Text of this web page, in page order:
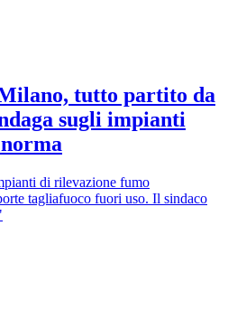
tutto partito da
sugli impianti
di rilevazione fumo
tagliafuoco fuori uso. Il sindaco